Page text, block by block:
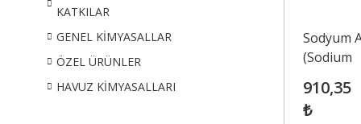
KATKILAR
GENEL KİMYASALLAR
ÖZEL ÜRÜNLER
HAVUZ KİMYASALLARI
Sodyum
(Sodium
910,35
₺